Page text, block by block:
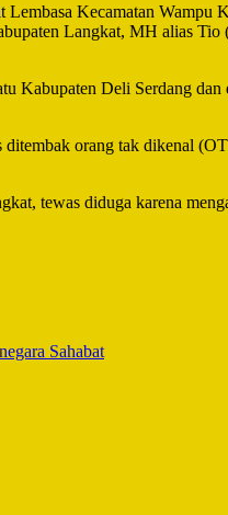
Kecamatan Wampu
Langkat, MH alias Tio
Kabupaten Deli Serdang
orang tak dikenal
tewas diduga karena
Sahabat